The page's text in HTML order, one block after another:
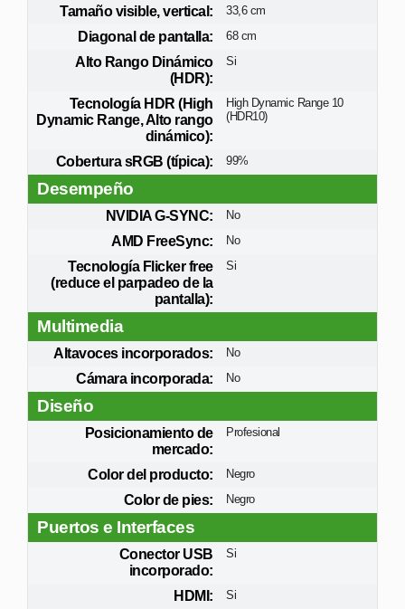
Tamaño visible, vertical: 33,6 cm
Diagonal de pantalla: 68 cm
Alto Rango Dinámico
(HDR):
Si
Tecnología HDR (High
Dynamic Range, Alto rango
dinámico):
High Dynamic Range 10
(HDR10)
Cobertura sRGB (típica): 99%
Desempeño
NVIDIA G-SYNC: No
AMD FreeSync: No
Tecnología Flicker free
(reduce el parpadeo de la
pantalla):
Si
Multimedia
Altavoces incorporados: No
Cámara incorporada: No
Diseño
Posicionamiento de
mercado:
Profesional
Color del producto: Negro
Color de pies: Negro
Puertos e Interfaces
Conector USB
incorporado:
Si
HDMI: Si